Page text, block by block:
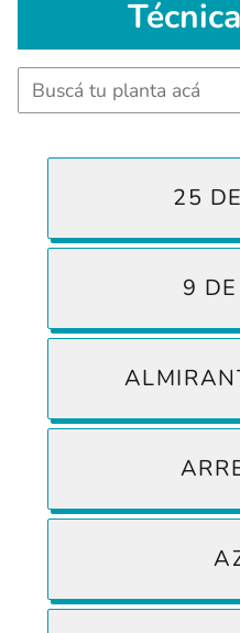
Buscar
25
9